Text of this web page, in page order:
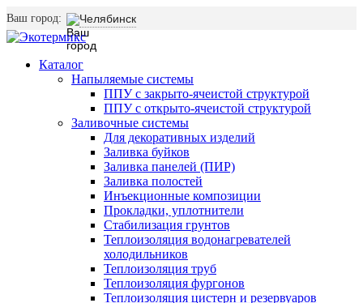
Ваш город: Челябинск
Каталог
Напыляемые системы
ППУ с закрыто-ячеистой структурой
ППУ с открыто-ячеистой структурой
Заливочные системы
Для декоративных изделий
Заливка буйков
Заливка панелей (ПИР)
Заливка полостей
Инъекционные композиции
Прокладки, уплотнители
Стабилизация грунтов
Теплоизоляция водонагревателей
холодильников
Теплоизоляция труб
Теплоизоляция фургонов
Теплоизоляция цистерн и резервуаров